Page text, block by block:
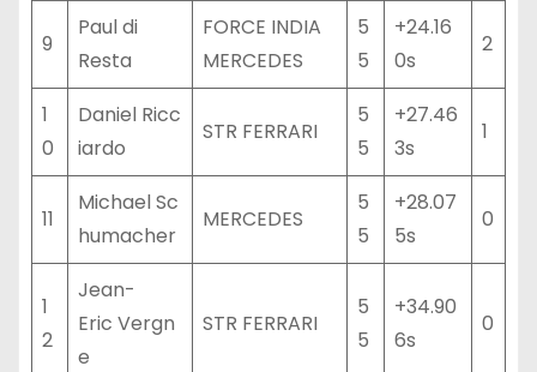
9
Paul di
Resta
FORCE INDIA
MERCEDES
5
5
+24.16
0s
2
1
0
Daniel Ricc
iardo
STR FERRARI
5
5
+27.46
3s
1
11
Michael Sc
humacher
MERCEDES
5
5
+28.07
5s
0
1
2
Jean-
Eric Vergn
e
STR FERRARI
5
5
+34.90
6s
0